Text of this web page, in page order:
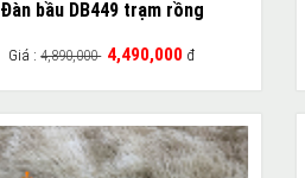
Đàn bầu DB449 trạm rồng
Giá :4,890,000 4,490,000 đ